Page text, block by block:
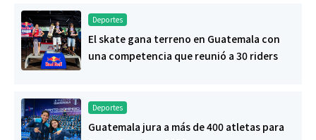
Deportes
El skate gana terreno en Guatemala con
una competencia que reunió a 30 riders
Deportes
Guatemala jura a más de 400 atletas para